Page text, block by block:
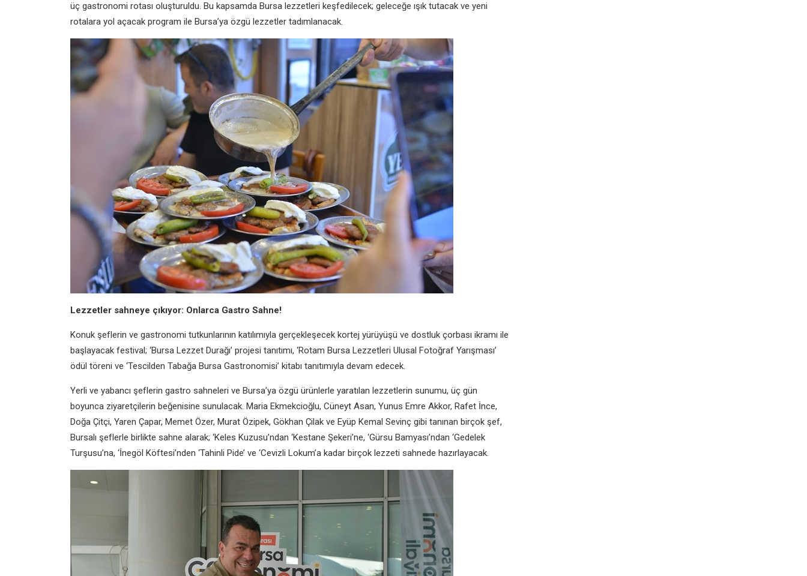
üç gastronomi rotası oluşturuldu. Bu kapsamda Bursa lezzetleri keşfedilecek; geleceğe ışık tutacak ve yeni
rotalara yol açacak program ile Bursa’ya özgü lezzetler tadımlanacak.
Lezzetler sahneye çıkıyor: Onlarca Gastro Sahne!
Konuk şeflerin ve gastronomi tutkunlarının katılımıyla gerçekleşecek kortej yürüyüşü ve dostluk çorbası ikramı ile
başlayacak festival; ‘Bursa Lezzet Durağı’ projesi tanıtımı, ‘Rotam Bursa Lezzetleri Ulusal Fotoğraf Yarışması’
ödül töreni ve ‘Tescilden Tabağa Bursa Gastronomisi’ kitabı tanıtımıyla devam edecek.
Yerli ve yabancı şeflerin gastro sahneleri ve Bursa’ya özgü ürünlerle yaratılan lezzetlerin sunumu, üç gün
boyunca ziyaretçilerin beğenisine sunulacak. Maria Ekmekcioğlu, Cüneyt Asan, Yunus Emre Akkor, Rafet İnce,
Doğa Çitçi, Yaren Çapar, Memet Özer, Murat Özipek, Gökhan Çilak ve Eyüp Kemal Sevinç gibi tanınan birçok şef,
Bursalı şeflerle birlikte sahne alarak; ‘Keles Kuzusu’ndan ‘Kestane Şekeri’ne, ‘Gürsu Bamyası’ndan ‘Gedelek
Turşusu’na, ‘İnegöl Köftesi’nden ‘Tahinli Pide’ ve ‘Cevizli Lokum’a kadar birçok lezzeti sahnede hazırlayacak.